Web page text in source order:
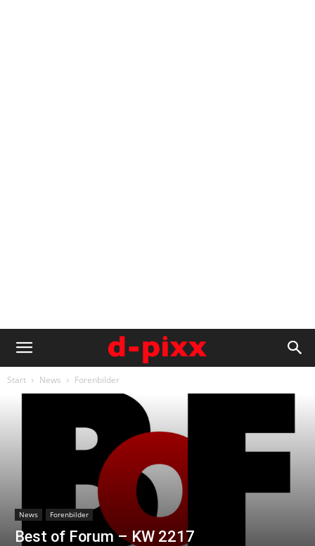
Start News Forenbilder
News Forenbilder
Best of Forum – KW 2217